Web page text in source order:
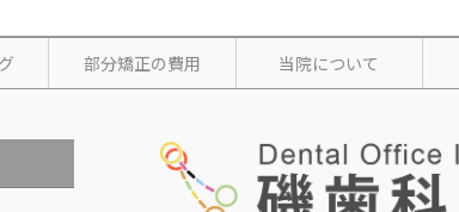
部分矯正の費用 当院について